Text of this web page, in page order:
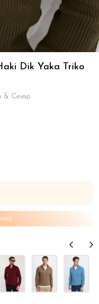
Dik Yaka Triko
& Cevap